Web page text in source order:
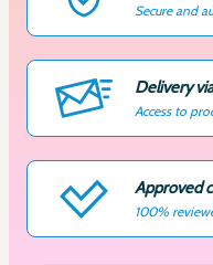
Secure and
Delivery
Access to
Approved
100%